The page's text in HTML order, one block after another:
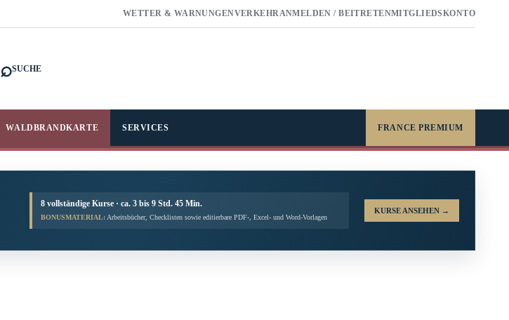
WETTER & WARNUNGENVERKEHRANMELDEN / BEITRETENMITGLIEDSKONTO
⌕SUCHE
WALDBRANDKARTE SERVICES FRANCE PREMIUM
8 vollständige Kurse · ca. 3 bis 9 Std. 45 Min.
BONUSMATERIAL: Arbeitsbücher, Checklisten sowie editierbare PDF-, Excel- und Word-Vorlagen
KURSE ANSEHEN →